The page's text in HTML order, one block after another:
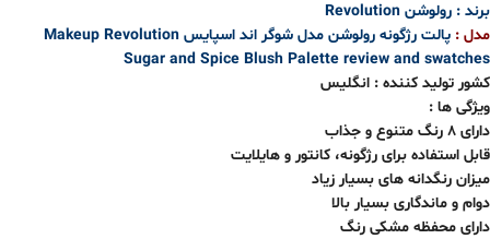
برند : رولوشن Revolution
مدل :
پالت رژگونه رولوشن مدل شوگر اند اسپایس Makeup Revolution
Sugar and Spice Blush Palette review and swatches
کشور تولید کننده : انگلیس
ویژگی ها :
دارای ۸ رنگ متنوع و جذاب
قابل استفاده برای رژگونه، کانتور و هایلایت
میزان رنگدانه های بسیار زیاد
دوام و ماندگاری بسیار بالا
دارای محفظه مشکی رنگ